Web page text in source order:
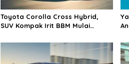
t
i
n
Toyota Corolla Cross Hybrid,
SUV Kompak Irit BBM Mulai